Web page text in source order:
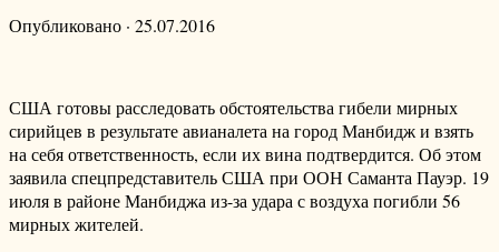
Опубликовано · 25.07.2016
США готовы расследовать обстоятельства гибели мирных
сирийцев в результате авианалета на город Манбидж и взять
на себя ответственность, если их вина подтвердится. Об этом
заявила спецпредставитель США при ООН Саманта Пауэр. 19
июля в районе Манбиджа из-за удара с воздуха погибли 56
мирных жителей.